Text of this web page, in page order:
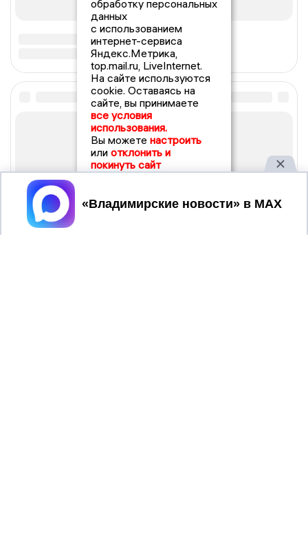
обработку персональных
данных
с использованием
интернет-сервиса
Яндекс.Метрика,
top.mail.ru, LiveInternet.
На сайте используются
cookie. Оставаясь на
сайте, вы принимаете
все условия
использования.
Вы можете настроить
или отклонить и
покинуть сайт
Принять